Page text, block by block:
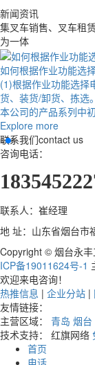
新闻资讯
集叉车销售、叉车租
为一体
如何根据作业功能选
(1)根据作业功能选择
货、装货/卸货、拣选
本公司的产品系列中
Explore more
联系我们contact us
咨询电话：
联系人：崔经理
地 址：山东省烟台市
Copyright © 烟台永丰
ICP备19011624号-1
欢迎来电咨询！
热推信息 | 企业分站 |
友情链接：
主营区域： 青岛 烟台
技术支持： 红旗网络
首页
电话